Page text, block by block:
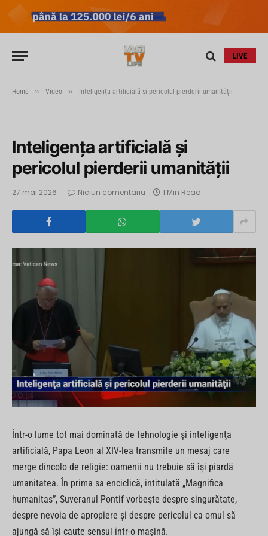
LIVE
Home » Video » Inteligenţa artificială şi pericolul pierderii umanităţii
Inteligenţa artificială şi
pericolul pierderii umanităţii
27 mai 2026 Niciun comentariu 1 Min Read
Într-o lume tot mai dominată de tehnologie şi inteligenţa
artificială, Papa Leon al XIV-lea transmite un mesaj care
merge dincolo de religie: oamenii nu trebuie să îşi piardă
umanitatea. În prima sa enciclică, intitulată „Magnifica
humanitas”, Suveranul Pontif vorbeşte despre singurătate,
despre nevoia de apropiere şi despre pericolul ca omul să
ajungă să îşi caute sensul într-o maşină.